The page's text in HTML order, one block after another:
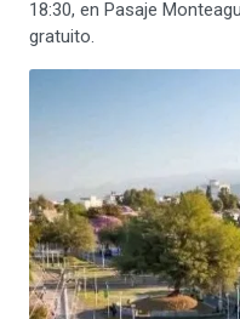
18:30, en Pasaje
gratuito.